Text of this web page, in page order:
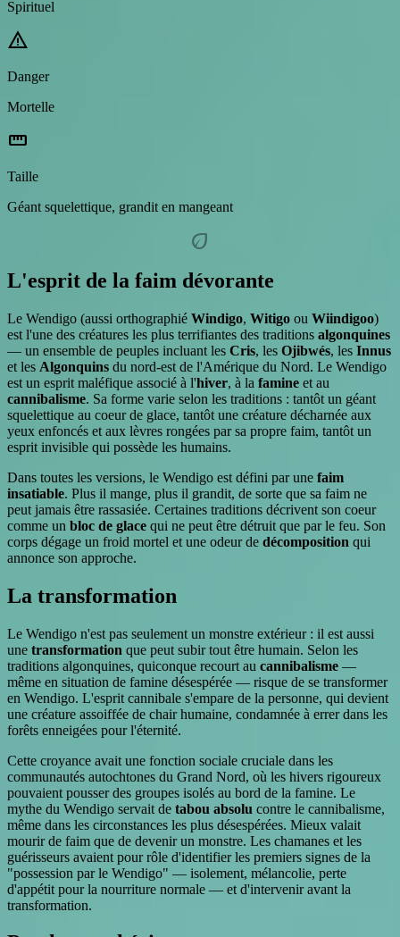
Spirituel
warning
Danger
Mortelle
straighten
Taille
Géant squelettique, grandit en mangeant
eco
L'esprit de la faim dévorante
Le Wendigo (aussi orthographié Windigo, Witigo ou Wiindigoo)
est l'une des créatures les plus terrifiantes des traditions algonquines
— un ensemble de peuples incluant les Cris, les Ojibwés, les Innus
et les Algonquins du nord-est de l'Amérique du Nord. Le Wendigo
est un esprit maléfique associé à l'hiver, à la famine et au
cannibalisme. Sa forme varie selon les traditions : tantôt un géant
squelettique au coeur de glace, tantôt une créature décharnée aux
yeux enfoncés et aux lèvres rongées par sa propre faim, tantôt un
esprit invisible qui possède les humains.
Dans toutes les versions, le Wendigo est défini par une faim
insatiable. Plus il mange, plus il grandit, de sorte que sa faim ne
peut jamais être rassasiée. Certaines traditions décrivent son coeur
comme un bloc de glace qui ne peut être détruit que par le feu. Son
corps dégage un froid mortel et une odeur de décomposition qui
annonce son approche.
La transformation
Le Wendigo n'est pas seulement un monstre extérieur : il est aussi
une transformation que peut subir tout être humain. Selon les
traditions algonquines, quiconque recourt au cannibalisme —
même en situation de famine désespérée — risque de se transformer
en Wendigo. L'esprit cannibale s'empare de la personne, qui devient
une créature assoiffée de chair humaine, condamnée à errer dans les
forêts enneigées pour l'éternité.
Cette croyance avait une fonction sociale cruciale dans les
communautés autochtones du Grand Nord, où les hivers rigoureux
pouvaient pousser des groupes isolés au bord de la famine. Le
mythe du Wendigo servait de tabou absolu contre le cannibalisme,
même dans les circonstances les plus désespérées. Mieux valait
mourir de faim que de devenir un monstre. Les chamanes et les
guérisseurs avaient pour rôle d'identifier les premiers signes de la
"possession par le Wendigo" — isolement, mélancolie, perte
d'appétit pour la nourriture normale — et d'intervenir avant la
transformation.